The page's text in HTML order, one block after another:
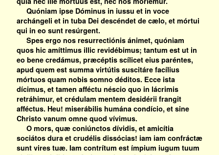
Quóniam ipse Dóminus in iussu et in voce
archángeli et in tuba Dei descéndet de cælo, et mórtui
qui in eo sunt resúrgent.
Spes ergo nos resurrectiónis ánimet, quóniam
quos hic amíttimus illic revidébimus; tantum est ut in
eo bene credámus, præcéptis scílicet eius paréntes,
apud quem est summa virtútis suscitáre facílius
mórtuos quam nobis somno déditos. Ecce ista
dícimus, et tamen afféctu néscio quo in lácrimis
retráhimur, et crédulam mentem desidérii frangit
afféctus. Heu! miserábilis humána condício, et sine
Christo vanum omne quod vívimus.
O mors, quæ coniúnctos dívidis, et amicítia
sociátos dura et crudélis dissócias! iam iam confráctæ
sunt vires tuæ. Iam contrítum est ímpium iugum tuum